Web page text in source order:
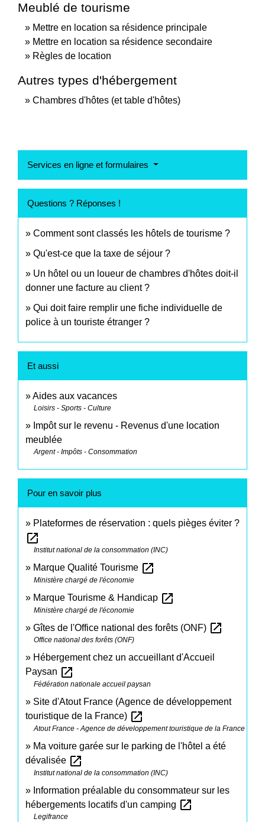
Meublé de tourisme
Mettre en location sa résidence principale
Mettre en location sa résidence secondaire
Règles de location
Autres types d'hébergement
Chambres d'hôtes (et table d'hôtes)
Services en ligne et formulaires
Questions ? Réponses !
Comment sont classés les hôtels de tourisme ?
Qu'est-ce que la taxe de séjour ?
Un hôtel ou un loueur de chambres d'hôtes doit-il
donner une facture au client ?
Qui doit faire remplir une fiche individuelle de
police à un touriste étranger ?
Et aussi
Aides aux vacances
Loisirs - Sports - Culture
Impôt sur le revenu - Revenus d'une location
meublée
Argent - Impôts - Consommation
Pour en savoir plus
Plateformes de réservation : quels pièges éviter ?
open_in_new
Institut national de la consommation (INC)
Marque Qualité Tourisme open_in_new
Ministère chargé de l'économie
Marque Tourisme & Handicap open_in_new
Ministère chargé de l'économie
Gîtes de l'Office national des forêts (ONF) open_in_new
Office national des forêts (ONF)
Hébergement chez un accueillant d'Accueil
Paysan open_in_new
Fédération nationale accueil paysan
Site d'Atout France (Agence de développement
touristique de la France) open_in_new
Atout France - Agence de développement touristique de la France
Ma voiture garée sur le parking de l'hôtel a été
dévalisée open_in_new
Institut national de la consommation (INC)
Information préalable du consommateur sur les
hébergements locatifs d'un camping open_in_new
Legifrance